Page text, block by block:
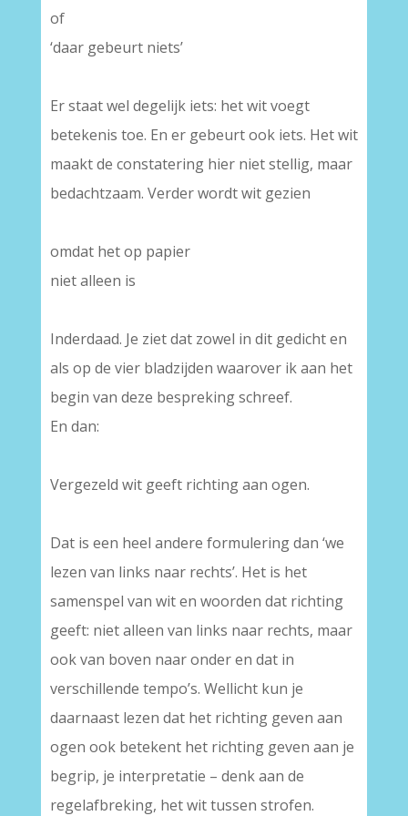
of
‘daar gebeurt niets’
Er staat wel degelijk iets: het wit voegt
betekenis toe. En er gebeurt ook iets. Het wit
maakt de constatering hier niet stellig, maar
bedachtzaam. Verder wordt wit gezien
omdat het op papier
niet alleen is
Inderdaad. Je ziet dat zowel in dit gedicht en
als op de vier bladzijden waarover ik aan het
begin van deze bespreking schreef.
En dan:
Vergezeld wit geeft richting aan ogen.
Dat is een heel andere formulering dan ‘we
lezen van links naar rechts’. Het is het
samenspel van wit en woorden dat richting
geeft: niet alleen van links naar rechts, maar
ook van boven naar onder en dat in
verschillende tempo’s. Wellicht kun je
daarnaast lezen dat het richting geven aan
ogen ook betekent het richting geven aan je
begrip, je interpretatie – denk aan de
regelafbreking, het wit tussen strofen.